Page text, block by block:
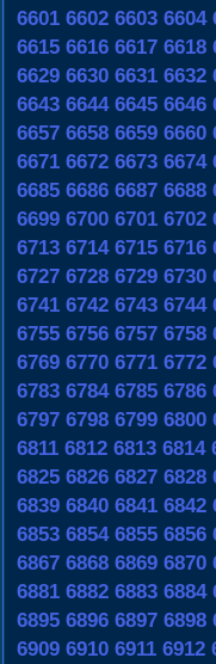
6601 6602 6603 6604
6615 6616 6617 6618
6629 6630 6631 6632
6643 6644 6645 6646
6657 6658 6659 6660
6671 6672 6673 6674
6685 6686 6687 6688
6699 6700 6701 6702
6713 6714 6715 6716
6727 6728 6729 6730
6741 6742 6743 6744
6755 6756 6757 6758
6769 6770 6771 6772
6783 6784 6785 6786
6797 6798 6799 6800
6811 6812 6813 6814
6825 6826 6827 6828
6839 6840 6841 6842
6853 6854 6855 6856
6867 6868 6869 6870
6881 6882 6883 6884
6895 6896 6897 6898
6909 6910 6911 6912